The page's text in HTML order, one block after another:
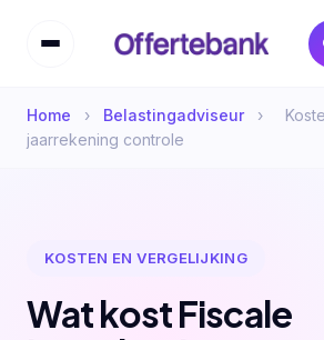
Home › Belastingadviseur ›
jaarrekening controle
KOSTEN EN VERGELIJKING
Wat kost Fiscale